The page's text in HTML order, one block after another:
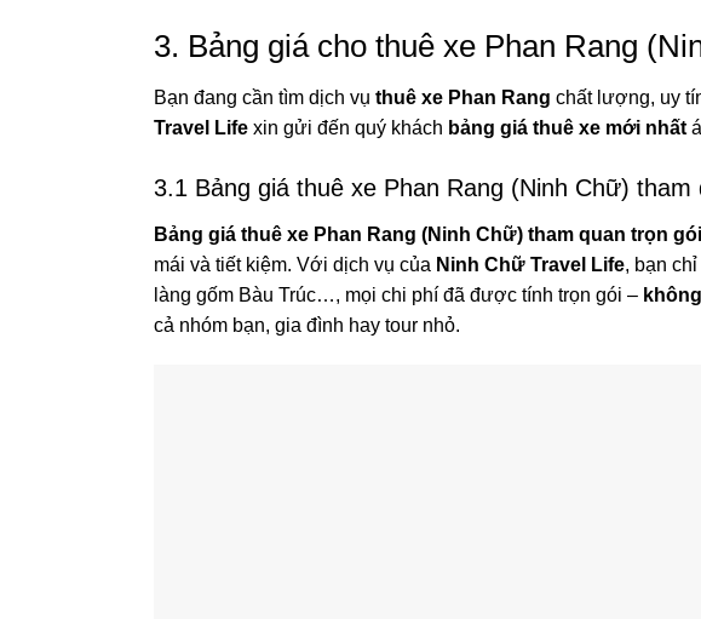
3. Bảng giá cho thuê xe Phan Rang
Bạn đang cần tìm dịch vụ thuê xe Phan Rang chất lượng, uy
Travel Life xin gửi đến quý khách bảng giá thuê xe mới nhất
3.1 Bảng giá thuê xe Phan Rang (Ninh Chữ)
Bảng giá thuê xe Phan Rang (Ninh Chữ) tham quan trọn
mái và tiết kiệm. Với dịch vụ của Ninh Chữ Travel Life, bạn
làng gốm Bàu Trúc…, mọi chi phí đã được tính trọn gói –
cả nhóm bạn, gia đình hay tour nhỏ.